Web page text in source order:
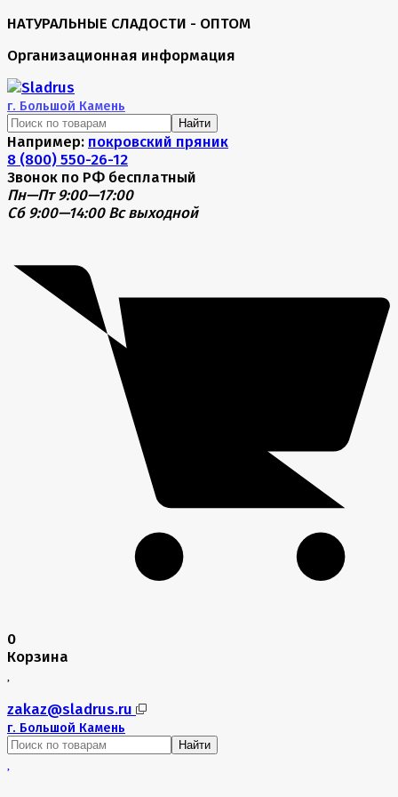
НАТУРАЛЬНЫЕ СЛАДОСТИ - ОПТОМ
Организационная информация
г. Большой Камень
Найти
Например: покровский пряник
8 (800) 550-26-12
Звонок по РФ бесплатный
Пн—Пт 9:00—17:00
Сб 9:00—14:00 Вс выходной
0
Корзина
zakaz@sladrus.ru
г. Большой Камень
Найти